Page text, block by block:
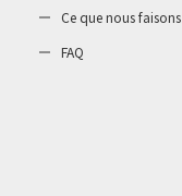
Ce que nous faisons
FAQ